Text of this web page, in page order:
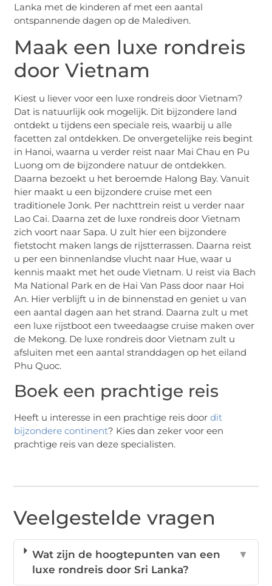
Lanka met de kinderen af met een aantal
ontspannende dagen op de Malediven.
Maak een luxe rondreis
door Vietnam
Kiest u liever voor een luxe rondreis door Vietnam?
Dat is natuurlijk ook mogelijk. Dit bijzondere land
ontdekt u tijdens een speciale reis, waarbij u alle
facetten zal ontdekken. De onvergetelijke reis begint
in Hanoi, waarna u verder reist naar Mai Chau en Pu
Luong om de bijzondere natuur de ontdekken.
Daarna bezoekt u het beroemde Halong Bay. Vanuit
hier maakt u een bijzondere cruise met een
traditionele Jonk. Per nachttrein reist u verder naar
Lao Cai. Daarna zet de luxe rondreis door Vietnam
zich voort naar Sapa. U zult hier een bijzondere
fietstocht maken langs de rijstterrassen. Daarna reist
u per een binnenlandse vlucht naar Hue, waar u
kennis maakt met het oude Vietnam. U reist via Bach
Ma National Park en de Hai Van Pass door naar Hoi
An. Hier verblijft u in de binnenstad en geniet u van
een aantal dagen aan het strand. Daarna zult u met
een luxe rijstboot een tweedaagse cruise maken over
de Mekong. De luxe rondreis door Vietnam zult u
afsluiten met een aantal stranddagen op het eiland
Phu Quoc.
Boek een prachtige reis
Heeft u interesse in een prachtige reis doordit
bijzondere continent? Kies dan zeker voor een
prachtige reis van deze specialisten.
Veelgestelde vragen
Wat zijn de hoogtepunten van een
luxe rondreis door Sri Lanka?
▼